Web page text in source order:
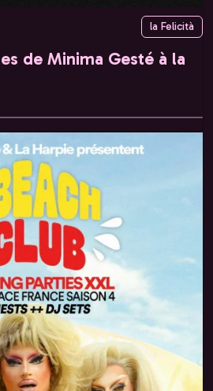
la Felicità
de Minima Gesté à la